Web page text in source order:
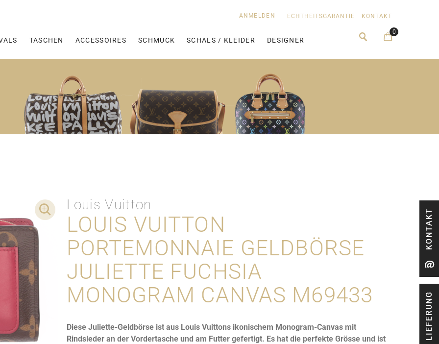
TASCHEN ACCESSOIRES SCHMUCK SCHALS / KLEIDER DESIGNER
ANMELDEN ECHTHEITSGARANTIE KONTAKT
0
LIEFERUNG
KONTAKT
DETAIL-AUFNAHMEN
Louis Vuitton
LOUIS VUITTON
PORTEMONNAIE GELDBÖRSE
JULIETTE FUCHSIA
MONOGRAM CANVAS M69433
Diese Juliette-Geldbörse ist aus Louis Vuittons ikonischem Monogram-Canvas mit
Rindsleder an der Vordertasche und am Futter gefertigt. Es hat die perfekte Grösse und ist